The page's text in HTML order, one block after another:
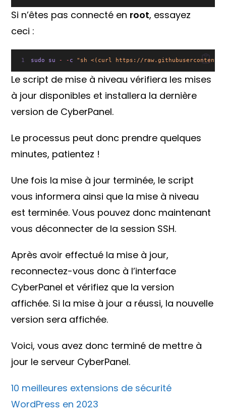
Si n’êtes pas connecté en root, essayez
ceci :
sudo su - - c "sh <(curl https://
Le script de mise à niveau vérifiera les mises
à jour disponibles et installera la dernière
version de CyberPanel.
Le processus peut donc prendre quelques
minutes, patientez !
Une fois la mise à jour terminée, le script
vous informera ainsi que la mise à niveau
est terminée. Vous pouvez donc maintenant
vous déconnecter de la session SSH.
Après avoir effectué la mise à jour,
reconnectez-vous donc à l’interface
CyberPanel et vérifiez que la version
affichée. Si la mise à jour a réussi, la nouvelle
version sera affichée.
Voici, vous avez donc terminé de mettre à
jour le serveur CyberPanel.
10 meilleures extensions de sécurité
WordPress en 2023